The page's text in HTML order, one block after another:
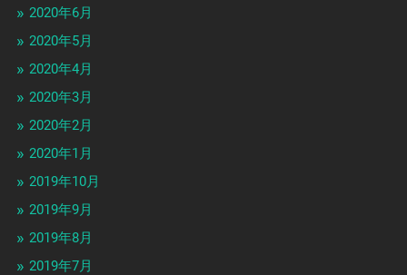
2020年6月
2020年5月
2020年4月
2020年3月
2020年2月
2020年1月
2019年10月
2019年9月
2019年8月
2019年7月